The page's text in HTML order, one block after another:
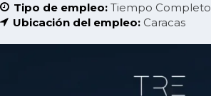
Tipo de empleo: Tiempo Completo
Ubicación del empleo: Caracas